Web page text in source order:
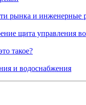
рынка и инженерные
щита управления
такое?
и водоснабжения